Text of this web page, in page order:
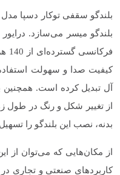
کیفیت صدا و سهولت استفاده
آل تبدیل کرده است. همچنین
از تغییر شکل و رنگ در طول
بدنه، نصب این بلندگو را
از مکان‌هایی که می‌توان از
کاربردهای صنعتی و تجاری